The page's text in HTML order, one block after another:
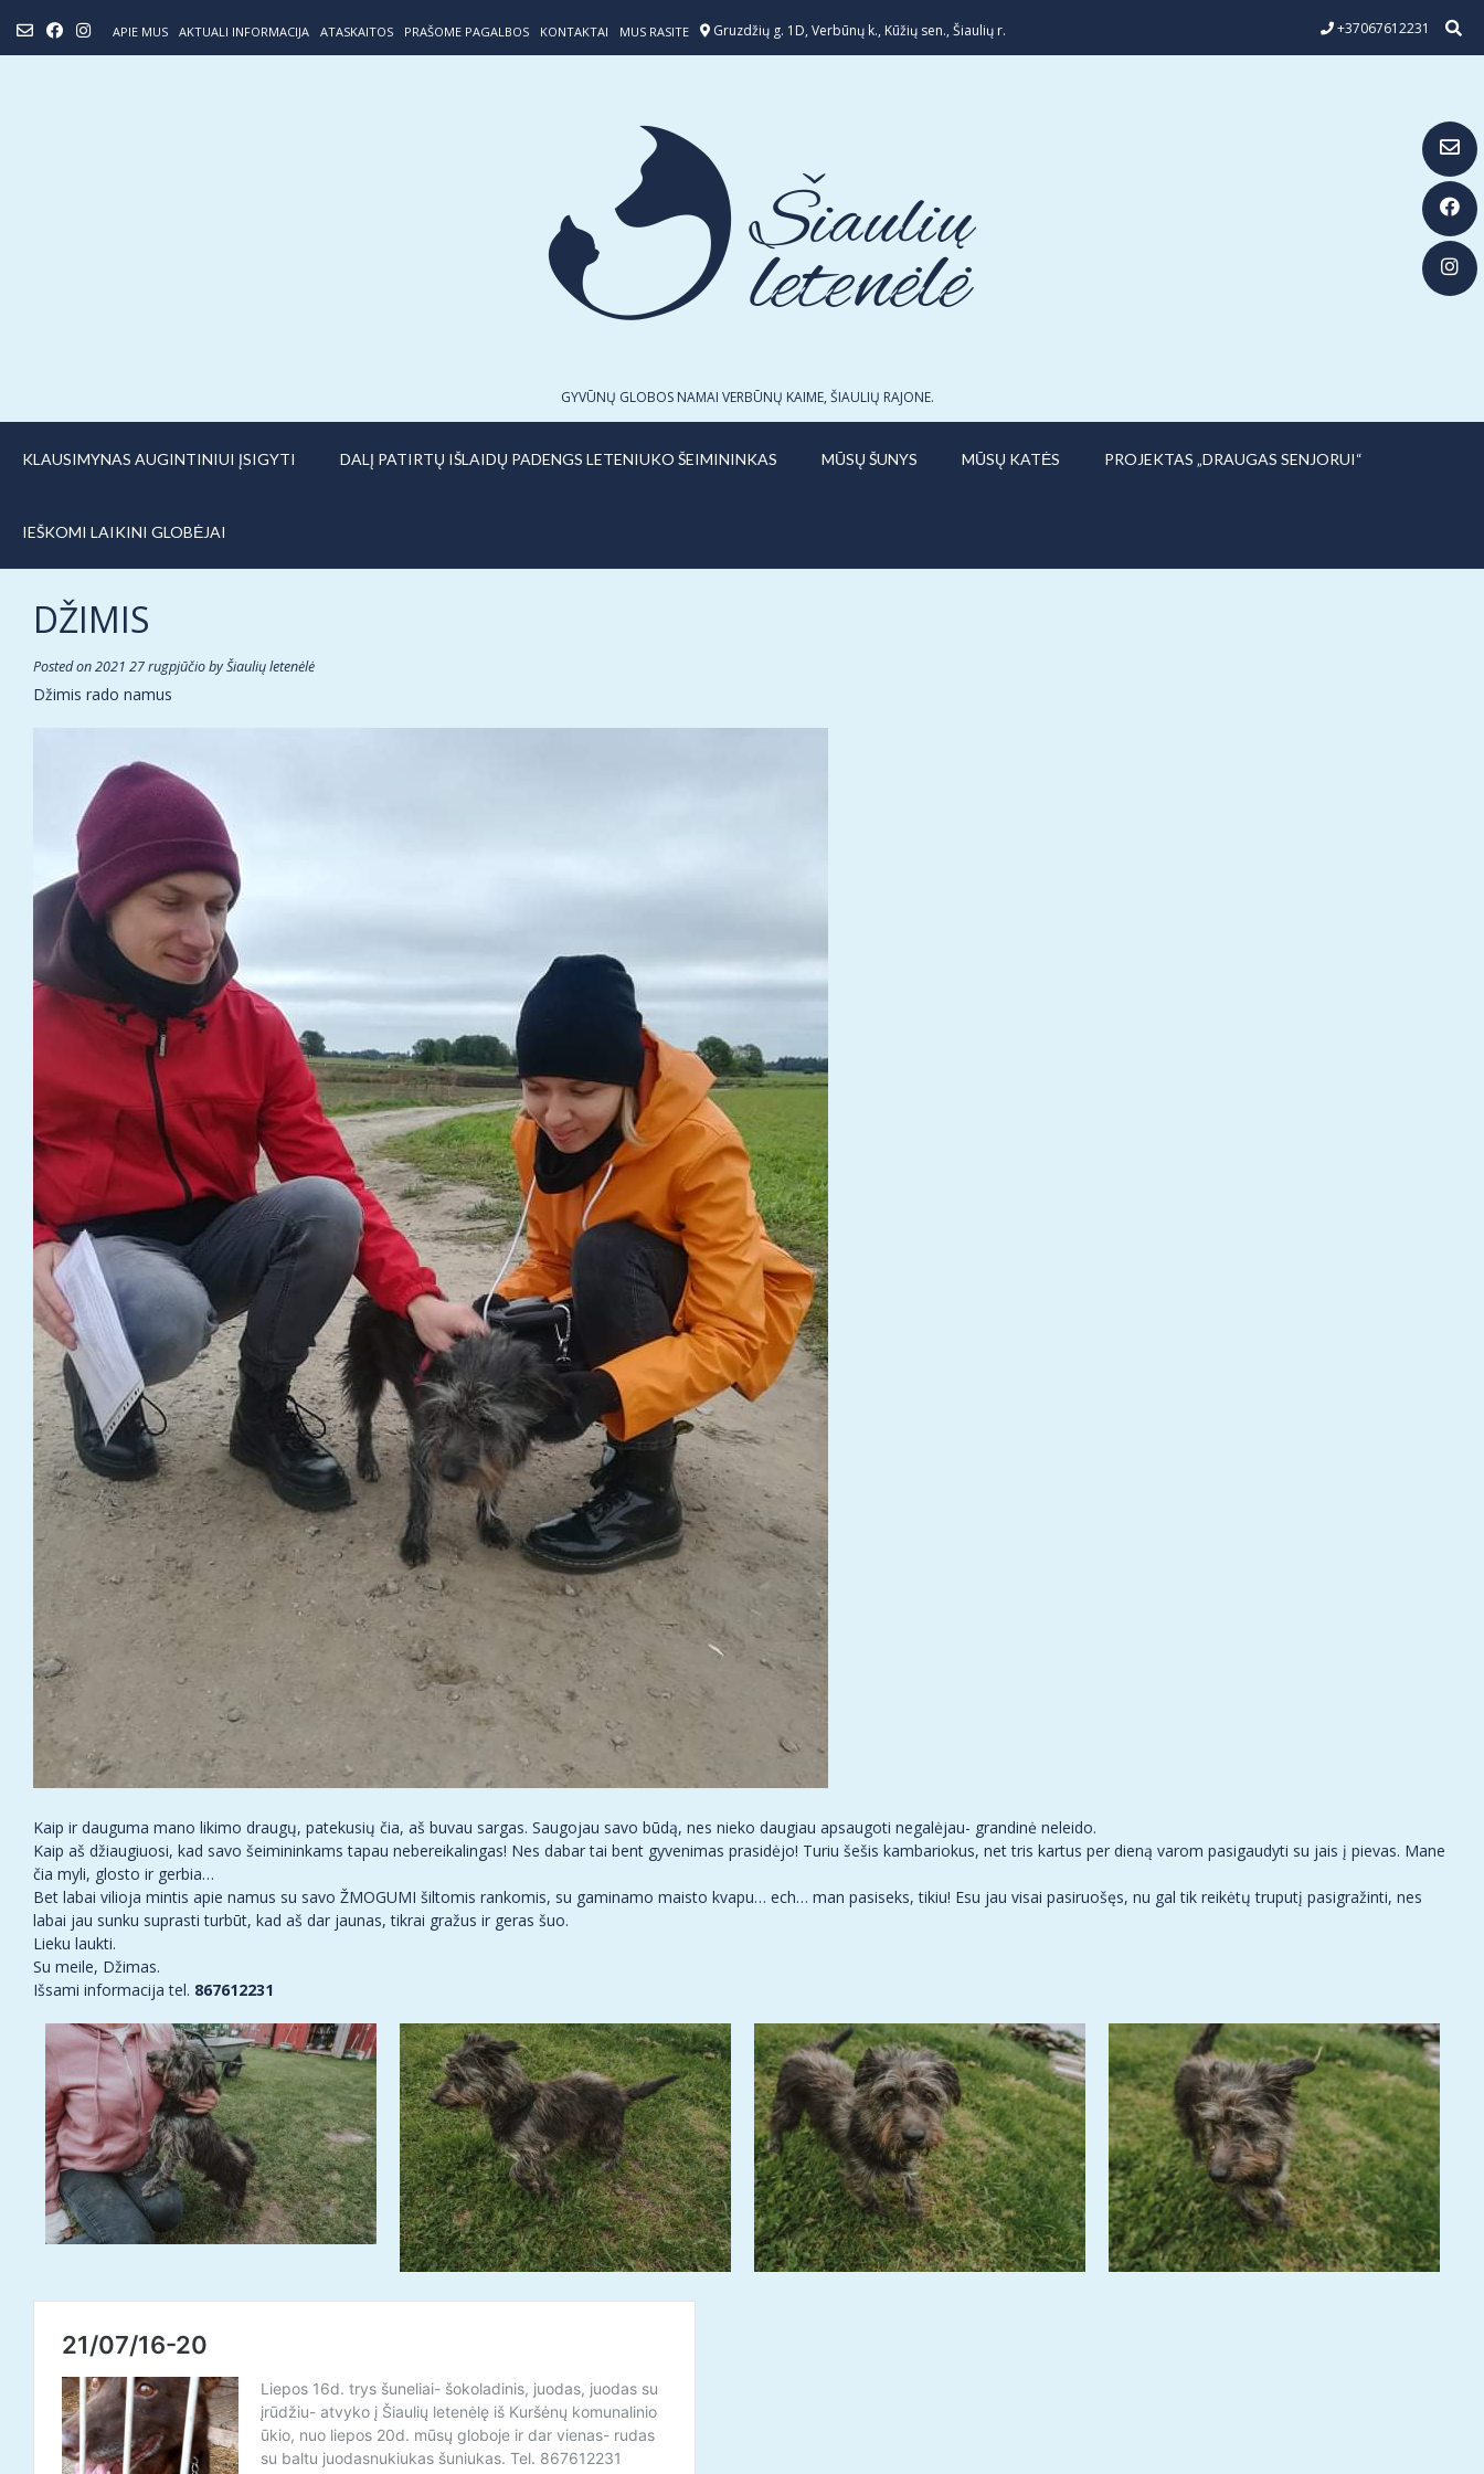
content
APIE MUS AKTUALI INFORMACIJA ATASKAITOS PRAŠOME PAGALBOS KONTAKTAI MUS RASITE Gruzdžių g. 1D, Verbūnų k., Kūžių sen., Šiaulių r. +37067612231
GYVŪNŲ GLOBOS NAMAI VERBŪNŲ KAIME, ŠIAULIŲ RAJONE.
KLAUSIMYNAS AUGINTINIUI ĮSIGYTI DALĮ PATIRTŲ IŠLAIDŲ PADENGS LETENIUKO ŠEIMININKAS MŪSŲ ŠUNYS MŪSŲ KATĖS PROJEKTAS „DRAUGAS SENJORUI“
IEŠKOMI LAIKINI GLOBĖJAI
DŽIMIS
Posted on2021 27 rugpjūčiobyŠiaulių letenėlė
Džimis rado namus
Kaip ir dauguma mano likimo draugų, patekusių čia, aš buvau sargas. Saugojau savo būdą, nes nieko daugiau apsaugoti negalėjau- grandinė neleido.
Kaip aš džiaugiuosi, kad savo šeimininkams tapau nebereikalingas! Nes dabar tai bent gyvenimas prasidėjo! Turiu šešis kambariokus, net tris kartus per dieną varom pasigaudyti su jais į pievas. Mane
čia myli, glosto ir gerbia…
Bet labai vilioja mintis apie namus su savo ŽMOGUMI šiltomis rankomis, su gaminamo maisto kvapu… ech… man pasiseks, tikiu! Esu jau visai pasiruošęs, nu gal tik reikėtų truputį pasigražinti, nes
labai jau sunku suprasti turbūt, kad aš dar jaunas, tikrai gražus ir geras šuo.
Lieku laukti.
Su meile, Džimas.
Išsami informacija tel. 867612231